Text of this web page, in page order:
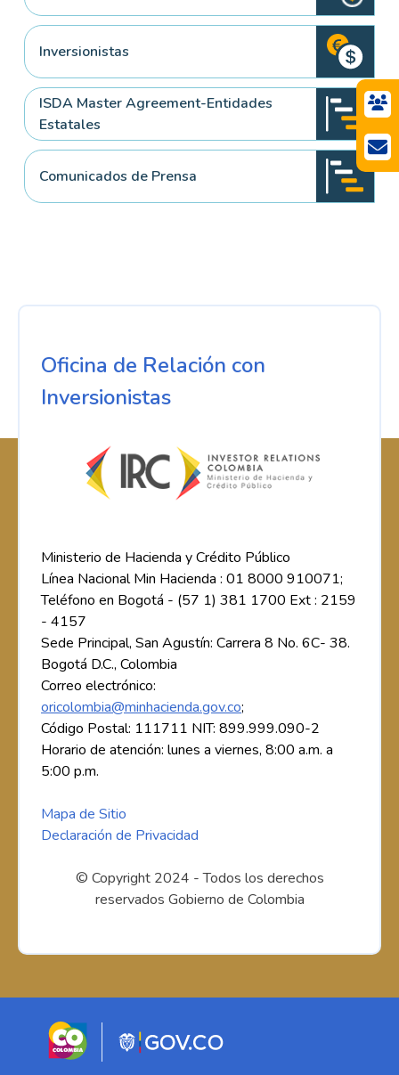
Inversionistas
ISDA Master Agreement-Entidades
Estatales
Comunicados de Prensa
Oficina de Relación con
Inversionistas
Ministerio de Hacienda y Crédito Público
Línea Nacional Min Hacienda : 01 8000 910071;
Teléfono en Bogotá - (57 1) 381 1700 Ext : 2159
- 4157
Sede Principal, San Agustín: Carrera 8 No. 6C- 38.
Bogotá D.C., Colombia
Correo electrónico:
oricolombia@minhacienda.gov.co;
Código Postal: 111711 NIT: 899.999.090-2
Horario de atención: lunes a viernes, 8:00 a.m. a
5:00 p.m.
Mapa de Sitio
Declaración de Privacidad
© Copyright 2024 - Todos los derechos
reservados Gobierno de Colombia